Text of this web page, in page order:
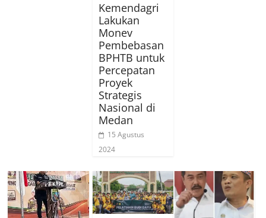
Kemendagri
Lakukan
Monev
Pembebasan
BPHTB untuk
Percepatan
Proyek
Strategis
Nasional di
Medan
15 Agustus
2024